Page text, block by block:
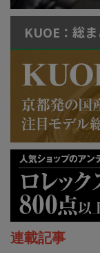
KUOE：総ま
連載記事